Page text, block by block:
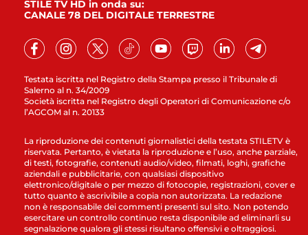
Testata iscritta nel Registro della Stampa presso il Tribunale di
Salerno al n. 34/2009
Società iscritta nel Registro degli Operatori di Comunicazione c/o
l’AGCOM al n. 20133
STILE TV HD in onda su:
CANALE 78 DEL DIGITALE TERRESTRE
La riproduzione dei contenuti giornalistici della testata STILETV è
riservata. Pertanto, è vietata la riproduzione e l’uso, anche parziale,
di testi, fotografie, contenuti audio/video, filmati, loghi, grafiche
aziendali e pubblicitarie, con qualsiasi dispositivo
elettronico/digitale o per mezzo di fotocopie, registrazioni, cover e
tutto quanto è ascrivibile a copia non autorizzata. La redazione
non è responsabile dei commenti presenti sul sito. Non potendo
esercitare un controllo continuo resta disponibile ad eliminarli su
segnalazione qualora gli stessi risultano offensivi e oltraggiosi.